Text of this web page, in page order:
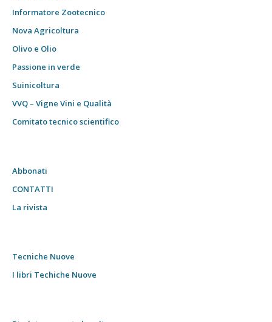
Informatore Zootecnico
Nova Agricoltura
Olivo e Olio
Passione in verde
Suinicoltura
VVQ – Vigne Vini e Qualità
Comitato tecnico scientifico
Abbonati
CONTATTI
La rivista
Tecniche Nuove
I libri Techiche Nuove